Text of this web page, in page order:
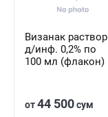
Визанак раствор
д/инф. 0,2% по
100 мл (флакон)
от44 500сум